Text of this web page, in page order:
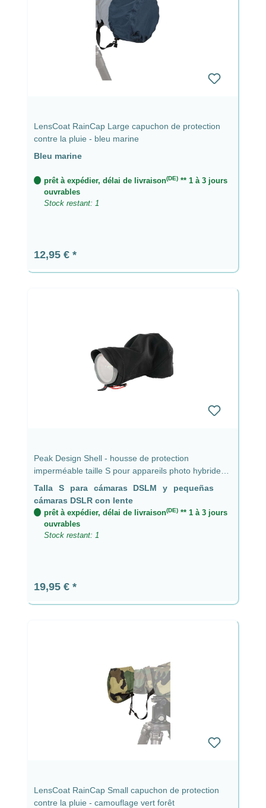
LensCoat RainCap Large capuchon de protection
contre la pluie - bleu marine
Bleu marine
prêt à expédier, délai de livraison(DE)** 1 à 3 jours
ouvrables
Stock restant: 1
Prix régulier :
12,95 €
Peak Design Shell - housse de protection
imperméable taille S pour appareils photo hybrides
et petits reflex avec objectif jusqu'à 9 cm
Talla S para cámaras DSLM y pequeñas
cámaras DSLR con lente
prêt à expédier, délai de livraison(DE)** 1 à 3 jours
ouvrables
Stock restant: 1
Prix régulier :
19,95 €
LensCoat RainCap Small capuchon de protection
contre la pluie - camouflage vert forêt